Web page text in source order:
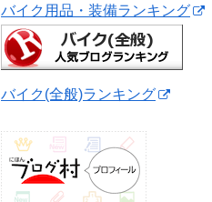
バイク用品・装備ランキング
バイク(全般)ランキング